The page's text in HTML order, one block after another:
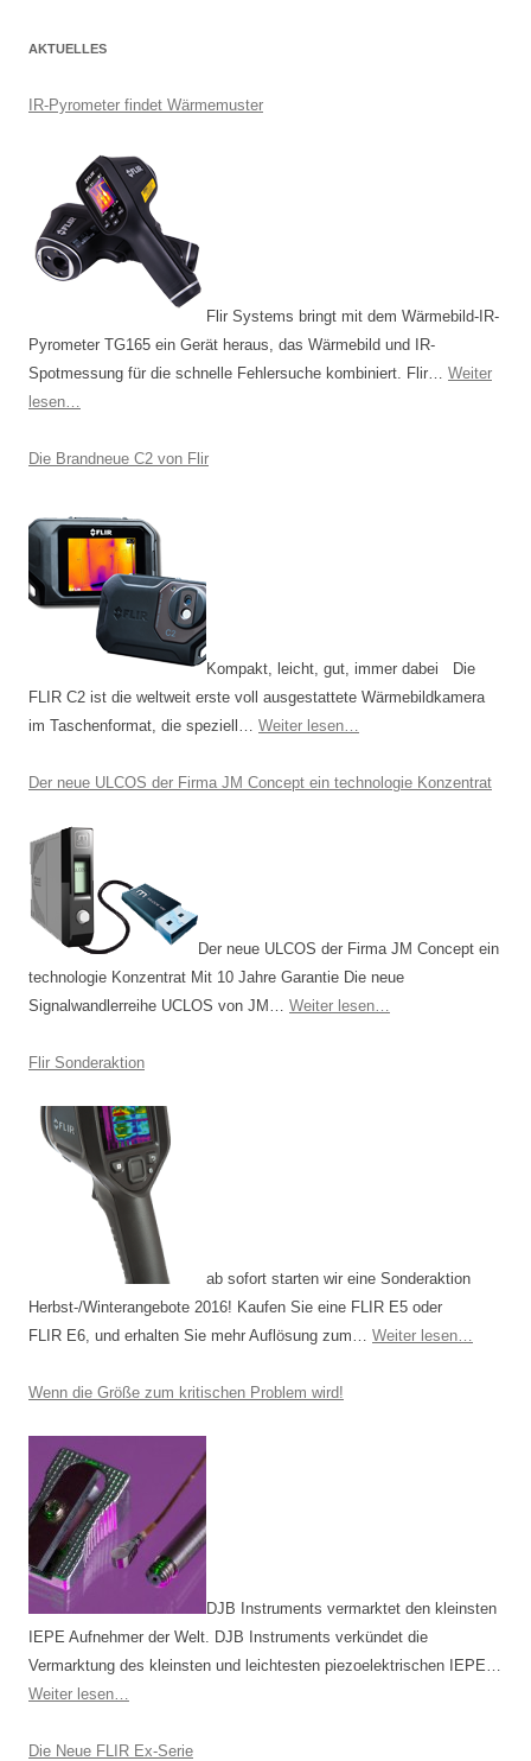
g
v
t
o
AKTUELLES
IR-Pyrometer findet Wärmemuster
Flir Systems bringt mit dem Wärmebild-IR-
Pyrometer TG165 ein Gerät heraus, das Wärmebild und IR-
Spotmessung für die schnelle Fehlersuche kombiniert. Flir… Weiter
lesen…
Die Brandneue C2 von Flir
Kompakt, leicht, gut, immer dabei Die
FLIR C2 ist die weltweit erste voll ausgestattete Wärmebildkamera
im Taschenformat, die speziell… Weiter lesen…
Der neue ULCOS der Firma JM Concept ein technologie Konzentrat
Der neue ULCOS der Firma JM Concept ein
technologie Konzentrat Mit 10 Jahre Garantie Die neue
Signalwandlerreihe UCLOS von JM… Weiter lesen…
Flir Sonderaktion
ab sofort starten wir eine Sonderaktion
Herbst-/Winterangebote 2016! Kaufen Sie eine FLIR E5 oder
FLIR E6, und erhalten Sie mehr Auflösung zum… Weiter lesen…
Wenn die Größe zum kritischen Problem wird!
DJB Instruments vermarktet den kleinsten
IEPE Aufnehmer der Welt. DJB Instruments verkündet die
Vermarktung des kleinsten und leichtesten piezoelektrischen IEPE…
Weiter lesen…
Die Neue FLIR Ex-Serie